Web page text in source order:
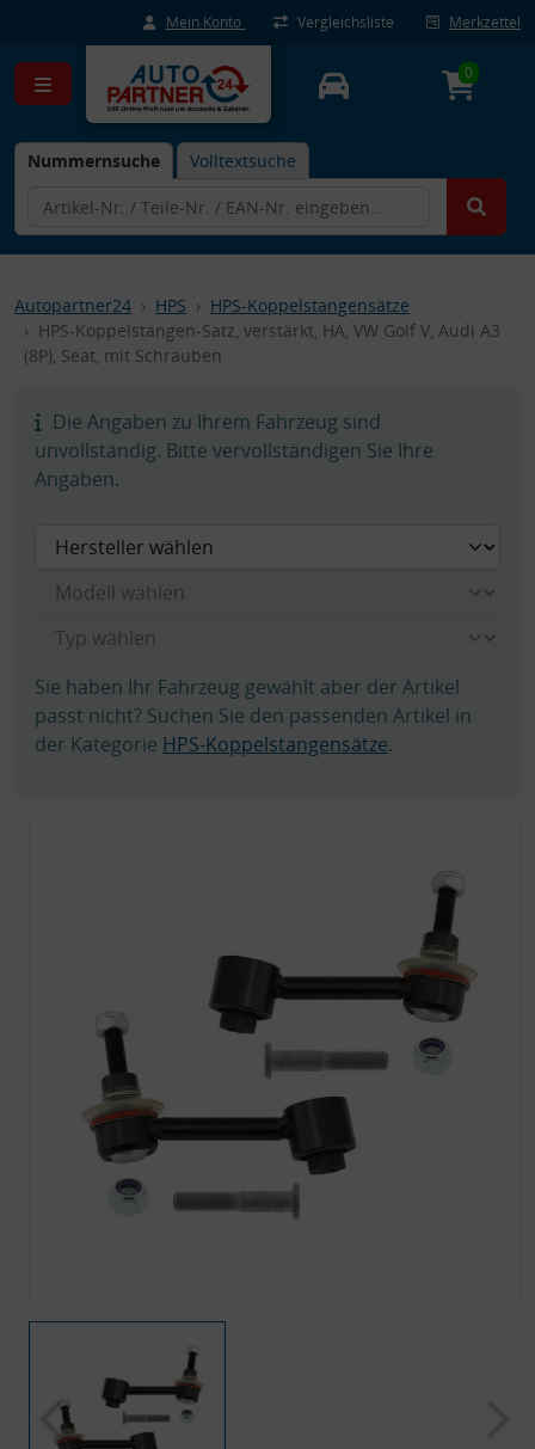
Mein Konto Vergleichsliste Merkzettel
Nummernsuche Volltextsuche
0
Autopartner24 HPS
HPS-Koppelstangensätze
HPS-Koppelstangen-Satz, verstärkt, HA, VW Golf V, Audi A3
(8P), Seat, mit Schrauben
Die Angaben zu Ihrem Fahrzeug sind
unvollständig. Bitte vervollständigen Sie Ihre
Angaben.
Sie haben Ihr Fahrzeug gewählt aber der Artikel
passt nicht? Suchen Sie den passenden Artikel in
der Kategorie HPS-Koppelstangensätze.